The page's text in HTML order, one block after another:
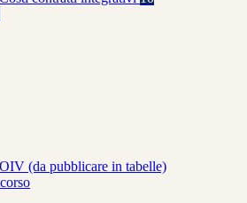
OIV (da pubblicare in tabelle)